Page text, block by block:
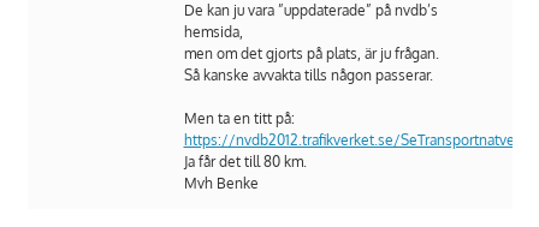
De kan ju vara ”uppdaterade” på nvdb’s
hemsida,
men om det gjorts på plats, är ju frågan.
Så kanske avvakta tills någon passerar.
Men ta en titt på:
https://nvdb2012.trafikverket.se/SeTransportnatverket
Ja får det till 80 km.
Mvh Benke